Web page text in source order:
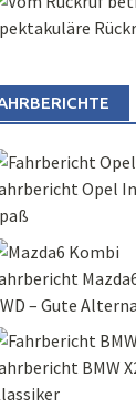
Opel
– Gute
BMW